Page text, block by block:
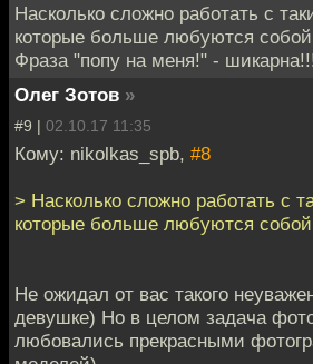
Насколько сложно работать с
которые больше любуются
Фраза "попу на меня!" - шикарна!!!
Олег Зотов »
#9 | 02.10.17 11:35
Кому: nikolkas_spb, #8
> Насколько сложно работать с
которые больше любуются
Не ожидал от вас такого
девушке) Но в целом задача
любовались прекрасными